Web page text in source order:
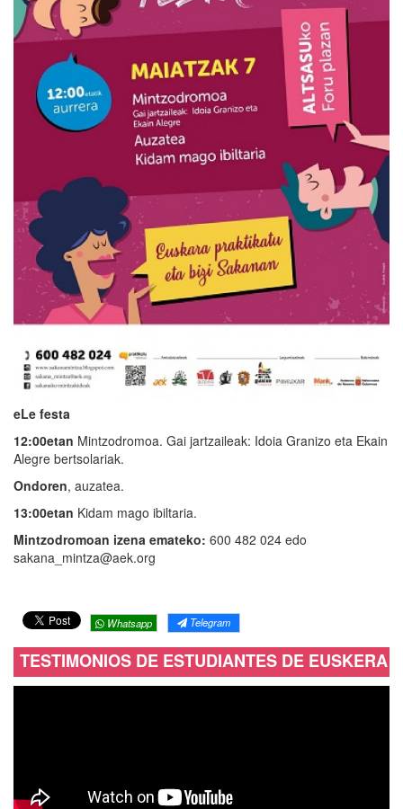
eLe festa
12:00etan Mintzodromoa. Gai jartzaileak: Idoia Granizo eta Ekain
Alegre bertsolariak.
Ondoren, auzatea.
13:00etan Kidam mago ibiltaria.
Mintzodromoan izena emateko: 600 482 024 edo
sakana_mintza@aek.org
Whatsapp Telegram
TESTIMONIOS DE ESTUDIANTES DE EUSKERA